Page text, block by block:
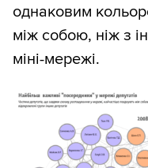
однаковим
між собою, ніж з
міні-мережі.